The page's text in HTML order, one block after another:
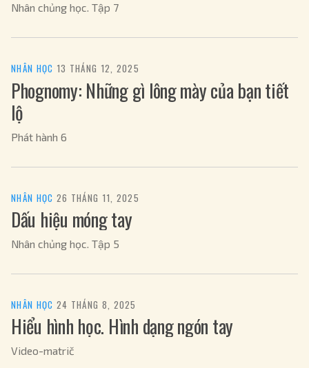
Nhân chủng học. Tập 7
NHÂN HỌC 13 THÁNG 12, 2025
Phognomy: Những gì lông mày của bạn tiết
lộ
Phát hành 6
NHÂN HỌC 26 THÁNG 11, 2025
Dấu hiệu móng tay
Nhân chủng học. Tập 5
NHÂN HỌC 24 THÁNG 8, 2025
Hiểu hình học. Hình dạng ngón tay
Video-matrič